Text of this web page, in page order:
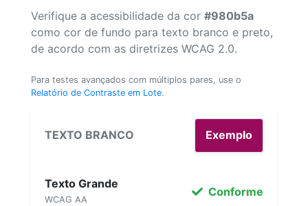
Verifique a acessibilidade da cor #980b5a
como cor de fundo para texto branco e preto,
de acordo com as diretrizes WCAG 2.0.
Para testes avançados com múltiplos pares, use o
Relatório de Contraste em Lote.
TEXTO BRANCO Exemplo
Texto Grande
WCAG AA
Conforme